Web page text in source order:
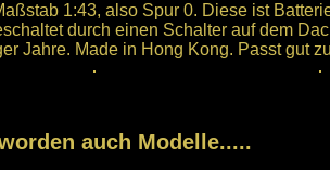
1:43, also Spur 0. Diese ist
durch einen Schalter auf dem
Jahre. Made in Hong Kong. Passt gut
auch Modelle.....